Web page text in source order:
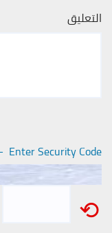
التعليق
Enter Security Code
⟲